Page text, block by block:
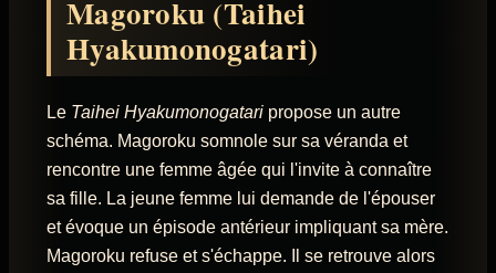
Magoroku (Taihei
Hyakumonogatari)
Le Taihei Hyakumonogatari propose un autre
schéma. Magoroku somnole sur sa véranda et
rencontre une femme âgée qui l'invite à connaître
sa fille. La jeune femme lui demande de l'épouser
et évoque un épisode antérieur impliquant sa mère.
Magoroku refuse et s'échappe. Il se retrouve alors